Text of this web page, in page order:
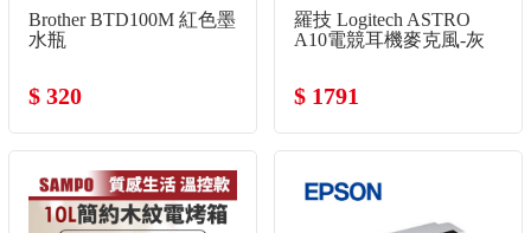
Brother BTD100M 紅色墨
水瓶
$ 320
羅技 Logitech ASTRO
A10電競耳機麥克風-灰
$ 1791